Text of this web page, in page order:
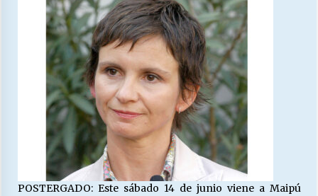
Escuela hospitalaria El Carmen de Maipu.
25/06/2026
¿Qué habrían dicho?
23/06/2026
VOLVER A SER ALTERNATIVA
16/06/2026
POSTERGADO: Este sábado 14 de junio viene a Maipú